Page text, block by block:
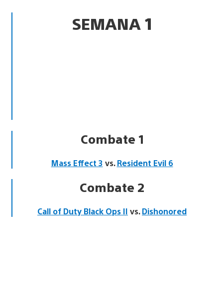
SEMANA 1
Combate 1
Mass Effect 3 vs.Resident Evil 6
Combate 2
Call of Duty Black Ops II vs.Dishonored